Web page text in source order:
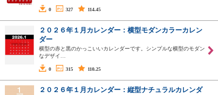
0 327 114.45
２０２６年１月カレンダー：横型モダンカラーカレン
ダー
横型の赤と黒のかっこいいカレンダーです。シンプルな横型のモダン
なデザイ…
0 315 110.25
２０２６年１月カレンダー：縦型ナチュラルカレンダ